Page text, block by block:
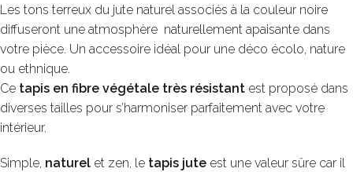
Les tons terreux du jute naturel associés à la couleur noire
diffuseront une atmosphère naturellement apaisante dans
votre pièce. Un accessoire idéal pour une déco écolo, nature
ou ethnique.
Ce tapis en fibre végétale très résistant est proposé dans
diverses tailles pour s’harmoniser parfaitement avec votre
intérieur.
Simple, naturel et zen, le tapis jute est une valeur sûre car il